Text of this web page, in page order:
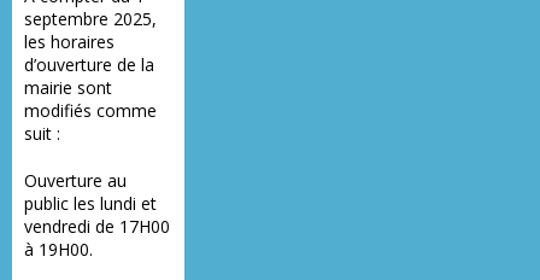
septembre 2025,
les horaires
d’ouverture de la
mairie sont
modifiés comme
suit :
Ouverture au
public les lundi et
vendredi de 17H00
à 19H00.